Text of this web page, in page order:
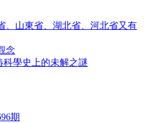
、山東省、湖北省、河北省又有
念
學史上的未解之謎
期